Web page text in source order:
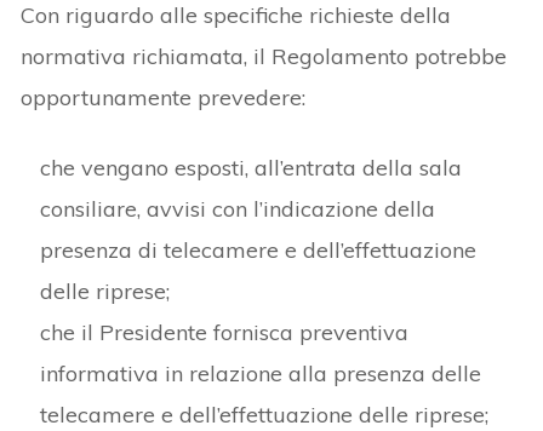
Con riguardo alle specifiche richieste della
normativa richiamata, il Regolamento potrebbe
opportunamente prevedere:
che vengano esposti, all’entrata della sala
consiliare, avvisi con l’indicazione della
presenza di telecamere e dell’effettuazione
delle riprese;
che il Presidente fornisca preventiva
informativa in relazione alla presenza delle
telecamere e dell’effettuazione delle riprese;